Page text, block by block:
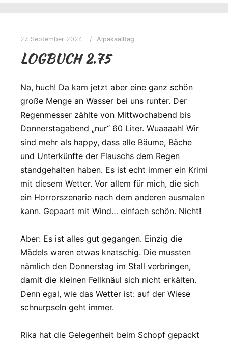
27. September 2024 Alpakaalltag
LOGBUCH 2.75
Na, huch! Da kam jetzt aber eine ganz schön
große Menge an Wasser bei uns runter. Der
Regenmesser zählte von Mittwochabend bis
Donnerstagabend „nur“ 60 Liter. Wuaaaah! Wir
sind mehr als happy, dass alle Bäume, Bäche
und Unterkünfte der Flauschs dem Regen
standgehalten haben. Es ist echt immer ein Krimi
mit diesem Wetter. Vor allem für mich, die sich
ein Horrorszenario nach dem anderen ausmalen
kann. Gepaart mit Wind… einfach schön. Nicht!
Aber: Es ist alles gut gegangen. Einzig die
Mädels waren etwas knatschig. Die mussten
nämlich den Donnerstag im Stall verbringen,
damit die kleinen Fellknäul sich nicht erkälten.
Denn egal, wie das Wetter ist: auf der Wiese
schnurpseln geht immer.
Rika hat die Gelegenheit beim Schopf gepackt